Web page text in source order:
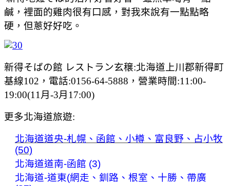
鹹，裡面的雞肉很有口感，對我來說有一點點略
硬，但蔥好好吃。
新得そばの館 レストラン玄穣:北海道上川郡新得町
基線102，電話:0156-64-5888，營業時間:11:00-
19:00(11月-3月17:00)
更多北海道旅遊:
北海道道央-札幌、函館、小樽、富良野、占小牧
(50)
北海道道南-函館 (3)
北海道-道東(網走、釧路、根室、十勝、帶廣